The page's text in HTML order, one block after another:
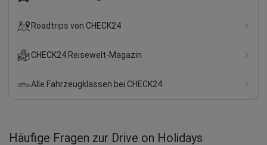
abgegeben am 04.08.2026
Vermieter: Drive on Holidays
Stefan S.
Roadtrips von CHECK24
CHECK24 Reisewelt-Magazin
Alle Fahrzeugklassen bei CHECK24
Häufige Fragen zur Drive on Holidays